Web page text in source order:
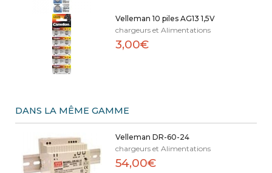
Velleman 10 piles AG13 1,5V
chargeurs et Alimentations
3,00€
DANS LA MÊME GAMME
Velleman DR-60-24
chargeurs et Alimentations
54,00€